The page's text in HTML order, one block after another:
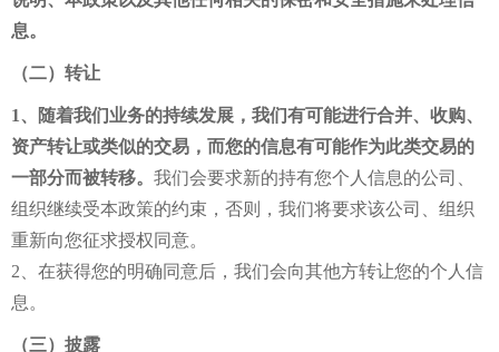
息。
（二）转让
1、随着我们业务的持续发展，我们有可能进行合并、收购、
资产转让或类似的交易，而您的信息有可能作为此类交易的
一部分而被转移。 我们会要求新的持有您个人信息的公司、
组织继续受本政策的约束，否则，我们将要求该公司、组织
重新向您征求授权同意。
2、在获得您的明确同意后，我们会向其他方转让您的个人信
息。
（三）披露